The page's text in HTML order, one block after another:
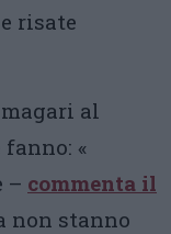
risate
al
«
– commenta il
non stanno